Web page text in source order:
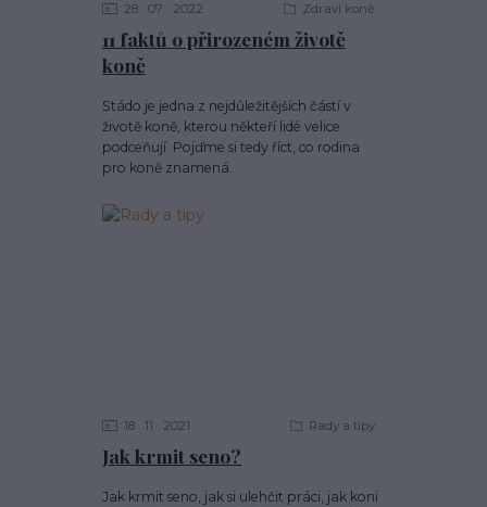
11 faktů o přirozeném životě
koně
28 07 2022 Zdraví koně
Stádo je jedna z nejdůležitějších částí v
životě koně, kterou někteří lidé velice
podceňují. Pojďme si tedy říct, co rodina
pro koně znamená.
Jak krmit seno?
18 11 2021 Rady a tipy
Jak krmit seno, jak si ulehčit práci, jak koni